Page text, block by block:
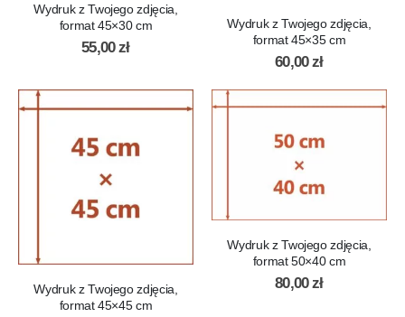
Wydruk z Twojego zdjęcia,
format 45×30 cm
55,00zł
Wydruk z Twojego zdjęcia,
format 45×35 cm
60,00zł
Wydruk z Twojego zdjęcia,
format 45×45 cm
Wydruk z Twojego zdjęcia,
format 50×40 cm
80,00zł